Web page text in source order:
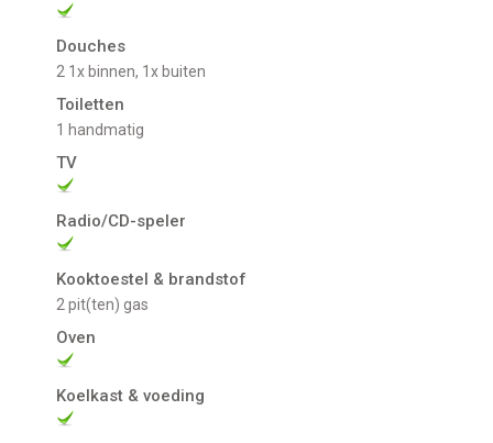
Douches
2 1x binnen, 1x buiten
Toiletten
1 handmatig
TV
Radio/CD-speler
Kooktoestel & brandstof
2 pit(ten) gas
Oven
Koelkast & voeding